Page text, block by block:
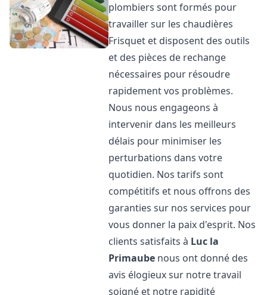
plombiers sont formés pour
travailler sur les chaudières
Frisquet et disposent des outils
et des pièces de rechange
nécessaires pour résoudre
rapidement vos problèmes.
Nous nous engageons à
intervenir dans les meilleurs
délais pour minimiser les
perturbations dans votre
quotidien. Nos tarifs sont
compétitifs et nous offrons des
garanties sur nos services pour
vous donner la paix d'esprit. Nos
clients satisfaits à Luc la
Primaube nous ont donné des
avis élogieux sur notre travail
soigné et notre rapidité